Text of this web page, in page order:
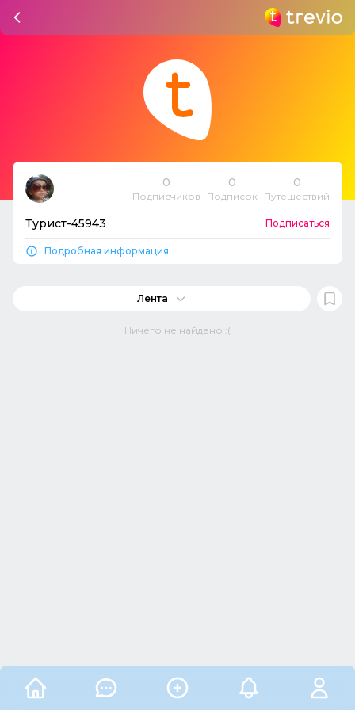
0
Подписчиков
0
Подписок
0
Путешествий
Турист-45943 Подписаться
Подробная информация
Лента
Ничего не найдено :(